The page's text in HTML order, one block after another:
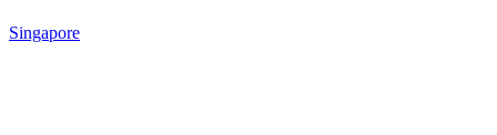
Singapore